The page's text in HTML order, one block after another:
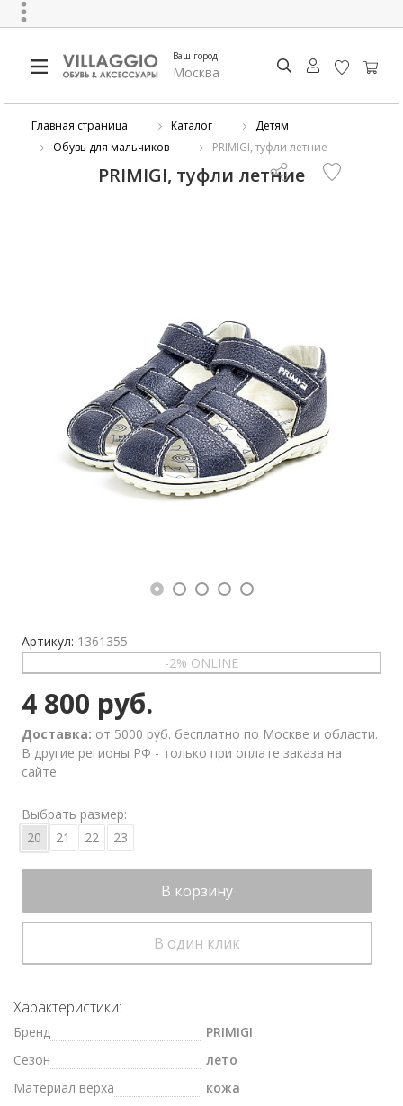
Ваш город:
Москва
Главная страница Каталог
Детям
Обувь для мальчиков
PRIMIGI, туфли летние
PRIMIGI, туфли летние
Артикул: 1361355
-2% ONLINE
4 800 руб.
Доставка: от 5000 руб. бесплатно по Москве и области.
В другие регионы РФ - только при оплате заказа на
сайте.
Выбрать размер:
20
21 22 23
В корзину
В один клик
Характеристики:
Бренд
PRIMIGI
Сезон
лето
Материал верха
кожа